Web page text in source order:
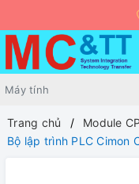
Trang chủ
Module
Bộ lập trình PLC Cimon